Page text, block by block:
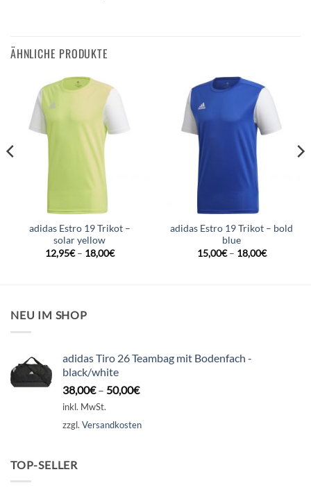
ÄHNLICHE PRODUKTE
adidas Estro 19 Trikot –
solar yellow
12,95€– 18,00€
adidas Estro 19 Trikot – bold
blue
15,00€– 18,00€
NEU IM SHOP
adidas Tiro 26 Teambag mit Bodenfach -
black/white
38,00€– 50,00€
inkl. MwSt.
zzgl. Versandkosten
TOP-SELLER